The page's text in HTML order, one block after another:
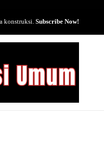
konstruksi. Subscribe Now!